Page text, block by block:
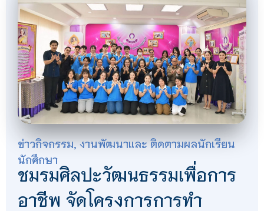
ข่าวกิจกรรม งานพัฒนาและ ติดตามผลนักเรียน
นักศึกษา
ชมรมศิลปะวัฒนธรรมเพื่อการ
อาชีพ จัดโครงการการทำ